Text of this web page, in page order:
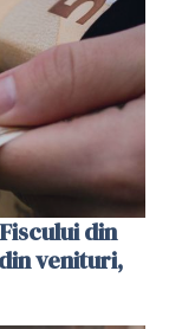
din
venituri,